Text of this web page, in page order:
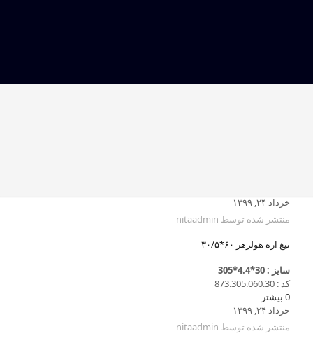
خرداد ۲۴, ۱۳۹۹
منتشر شده توسط nitaadmin
تیغ اره هولزهر ۶۰*۳۰/۵
سایز : 30*4.4*305
کد : 873.305.060.30
0 بیشتر
خرداد ۲۴, ۱۳۹۹
منتشر شده توسط nitaadmin